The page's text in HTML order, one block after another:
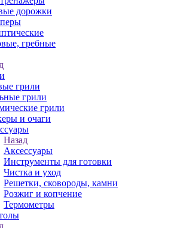
дорожки
гребные
грили
грили
грили
и очаги
Назад
Аксессуары
Инструменты для готовки
Чистка и уход
Решетки, сковороды, камни
Розжиг и копчение
Термометры